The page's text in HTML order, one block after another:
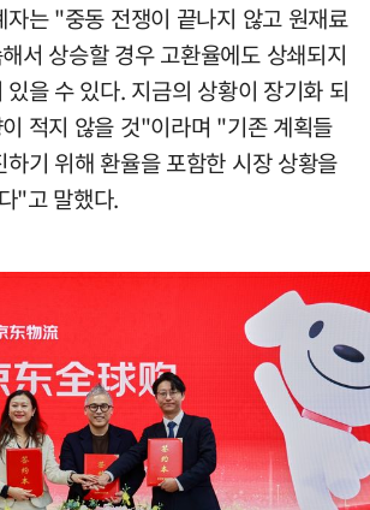
자는 "중동 전쟁이 끝나지 않고 원재료
서 상승할 경우 고환율에도 상쇄되지
을 수 있다. 지금의 상황이 장기화 되
적지 않을 것"이라며 "기존 계획들
기 위해 환율을 포함한 시장 상황을
"고 말했다.